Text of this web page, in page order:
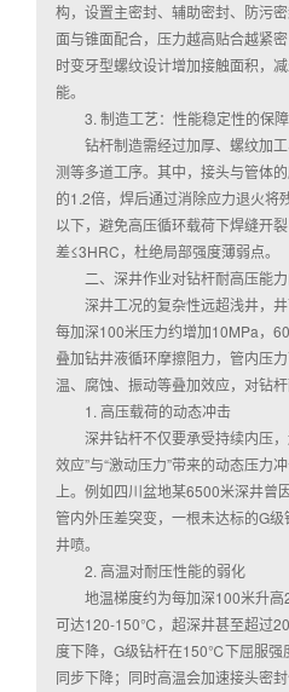
构，设置主密封、辅助密封、防污
面与锥面配合，压力越高贴合越紧
时变牙型螺纹设计增加接触面积，
能。
3. 制造工艺：性能稳定性的保障
钻杆制造需经过加厚、螺纹加
测等多道工序。其中，接头与管体
的1.2倍，焊后通过消除应力退火将
以下，避免高压循环载荷下焊缝开
差≤3HRC，杜绝局部强度薄弱点。
二、深井作业对钻杆耐高压能
深井工况的复杂性远超浅井，
每加深100米压力约增加10MPa，
叠加钻井液循环摩擦阻力，管内压
温、腐蚀、振动等叠加效应，对钻
1. 高压载荷的动态冲击
深井钻杆不仅要承受持续内压
效应”与“激动压力”带来的动态压力
上。例如四川盆地某6500米深井曾
管内外压差突变，一根未达标的G
井喷。
2. 高温对耐压性能的弱化
地温梯度约为每加深100米升
可达120-150℃，超深井甚至超过
度下降，G级钻杆在150℃下屈服强
同步下降；同时高温会加速接头密